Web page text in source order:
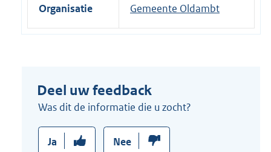
Organisatie Gemeente Oldambt
Deel uw feedback
Was dit de informatie die u zocht?
Ja Nee